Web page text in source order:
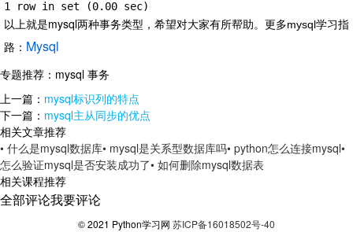
1 row in set (0.00 sec)
以上就是mysql两种事务类型，希望对大家有所帮助。 更多mysql学习指
路： Mysql
专题推荐： mysql 事务
上一篇： mysql标识列的特点
下一篇： mysql主从同步的优点
相关文章推荐
• 什么是mysql数据库• mysql是关系型数据库吗• python怎么连接mysql•
怎么验证mysql是否安装成功了• 如何删除mysql数据表
相关课程推荐
全部评论我要评论
© 2021 Python学习网 苏ICP备16018502号-40